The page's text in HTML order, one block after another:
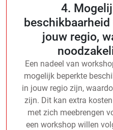
4.
jouw regio,
Een nadeel van
mogelijk beperkte
in jouw regio zijn,
zijn. Dit kan extra
met zich meebrengen
een workshop willen